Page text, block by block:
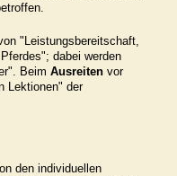
"Leistungsbereitschaft,
dabei werden
Beim Ausreiten vor
Lektionen" der
den individuellen